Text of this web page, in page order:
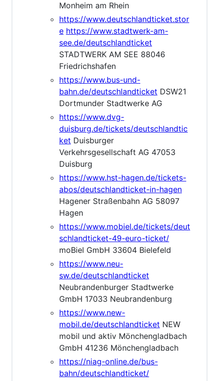
Monheim am Rhein
https://www.deutschlandticket.stor
e https://www.stadtwerk-am-
see.de/deutschlandticket
STADTWERK AM SEE 88046
Friedrichshafen
https://www.bus-und-
bahn.de/deutschlandticket DSW21
Dortmunder Stadtwerke AG
https://www.dvg-
duisburg.de/tickets/deutschlandtic
ket Duisburger
Verkehrsgesellschaft AG 47053
Duisburg
https://www.hst-hagen.de/tickets-
abos/deutschlandticket-in-hagen
Hagener Straßenbahn AG 58097
Hagen
https://www.mobiel.de/tickets/deut
schlandticket-49-euro-ticket/
moBiel GmbH 33604 Bielefeld
https://www.neu-
sw.de/deutschlandticket
Neubrandenburger Stadtwerke
GmbH 17033 Neubrandenburg
https://www.new-
mobil.de/deutschlandticket NEW
mobil und aktiv Mönchengladbach
GmbH 41236 Mönchengladbach
https://niag-online.de/bus-
bahn/deutschlandticket/